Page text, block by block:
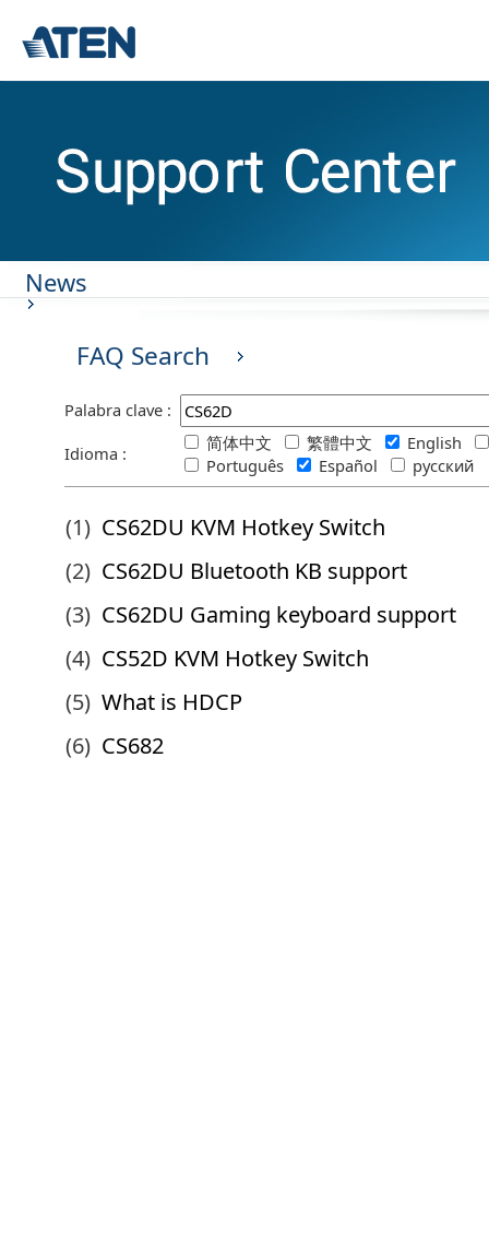
News
FAQ Search
Palabra clave :
Idioma :
简体中文 繁體中文
English
Português
Español русский